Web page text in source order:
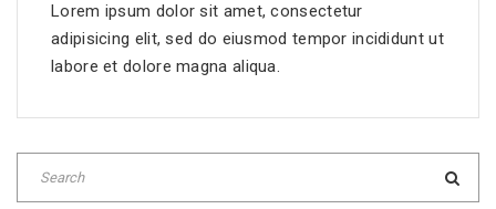
Lorem ipsum dolor sit amet, consectetur
adipisicing elit, sed do eiusmod tempor incididunt ut
labore et dolore magna aliqua.